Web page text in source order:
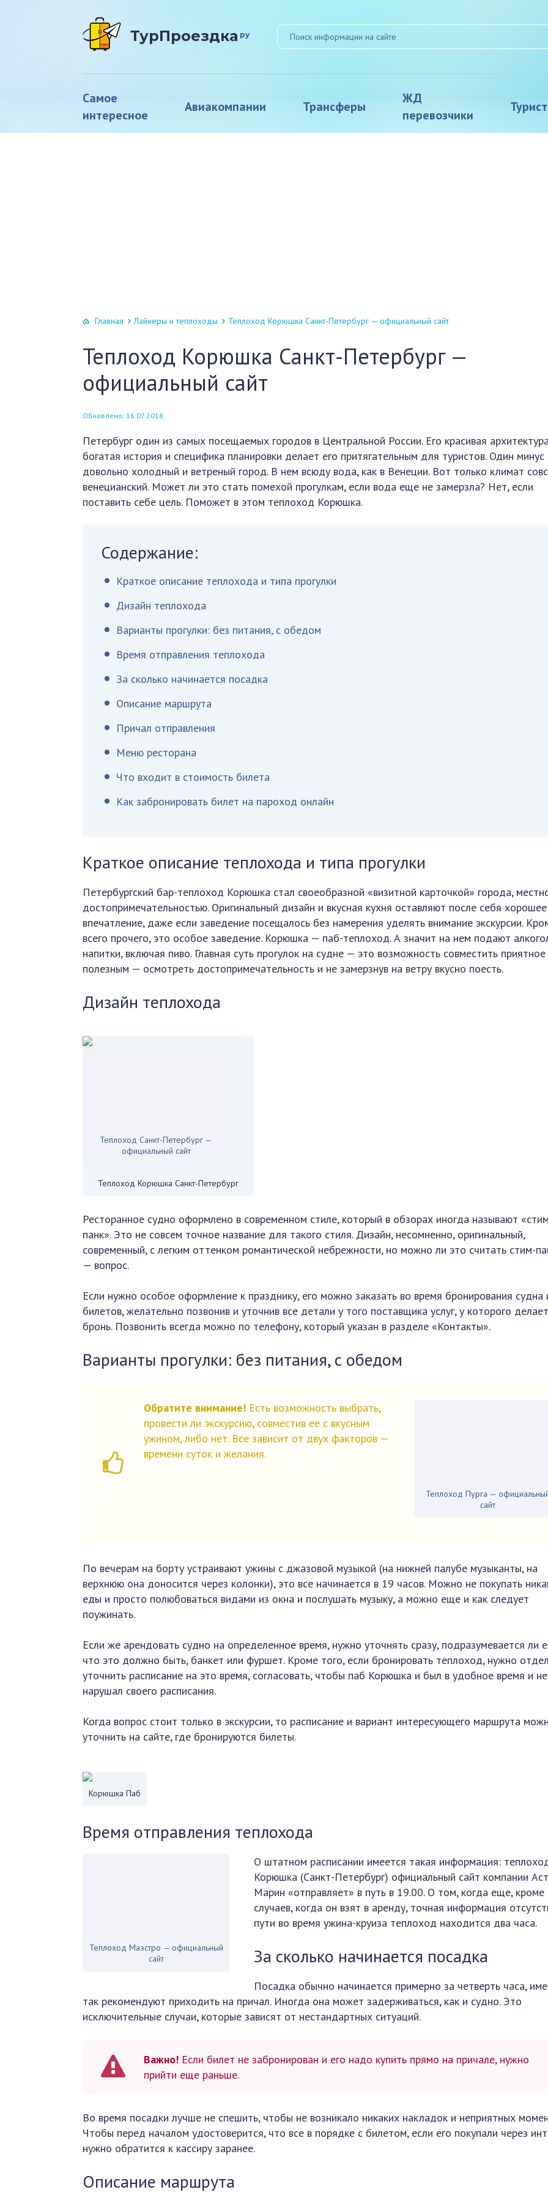
ТурПроездка ру
Самое
интересное
Авиакомпании Трансферы
ЖД
перевозчики
Главная Лайнеры и теплоходы Теплоход Корюшка Санкт-Петербург — официальный сайт
Теплоход Корюшка Санкт-Петербург —
официальный сайт
Обновлено: 16.07.2018
Петербург один из самых посещаемых городов в Центральной России. Его красивая
богатая история и специфика планировки делает его притягательным для туристов. Один
довольно холодный и ветреный город. В нем всюду вода, как в Венеции. Вот только климат
венецианский. Может ли это стать помехой прогулкам, если вода еще не замерзла? Нет, если
поставить себе цель. Поможет в этом теплоход Корюшка.
Содержание:
Краткое описание теплохода и типа прогулки
Дизайн теплохода
Варианты прогулки: без питания, с обедом
Время отправления теплохода
За сколько начинается посадка
Описание маршрута
Причал отправления
Меню ресторана
Что входит в стоимость билета
Как забронировать билет на пароход онлайн
Краткое описание теплохода и типа прогулки
Петербургский бар-теплоход Корюшка стал своеобразной «визитной карточкой» города,
достопримечательностью. Оригинальный дизайн и вкусная кухня оставляют после себя хорошее
впечатление, даже если заведение посещалось без намерения уделять внимание экскурсии.
всего прочего, это особое заведение. Корюшка — паб-теплоход. А значит на нем подают
напитки, включая пиво. Главная суть прогулок на судне — это возможность совместить приятное
полезным — осмотреть достопримечательность и не замерзнув на ветру вкусно поесть.
Дизайн теплохода
Теплоход Санкт-Петербург —
официальный сайт
Теплоход Корюшка Санкт-Петербург
Ресторанное судно оформлено в современном стиле, который в обзорах иногда называют
панк». Это не совсем точное название для такого стиля. Дизайн, несомненно, оригинальный,
современный, с легким оттенком романтической небрежности, но можно ли это считать стим-
— вопрос.
Если нужно особое оформление к празднику, его можно заказать во время бронирования судна
билетов, желательно позвонив и уточнив все детали у того поставщика услуг, у которого
бронь. Позвонить всегда можно по телефону, который указан в разделе «Контакты».
Варианты прогулки: без питания, с обедом
Теплоход Пурга —
сайт
Обратите внимание! Есть возможность выбрать,
провести ли экскурсию, совместив ее с вкусным
ужином, либо нет. Все зависит от двух факторов —
времени суток и желания.
По вечерам на борту устраивают ужины с джазовой музыкой (на нижней палубе музыканты, на
верхнюю она доносится через колонки), это все начинается в 19 часов. Можно не покупать
еды и просто полюбоваться видами из окна и послушать музыку, а можно еще и как следует
поужинать.
Если же арендовать судно на определенное время, нужно уточнять сразу, подразумевается ли
что это должно быть, банкет или фуршет. Кроме того, если бронировать теплоход, нужно
уточнить расписание на это время, согласовать, чтобы паб Корюшка и был в удобное время и не
нарушал своего расписания.
Когда вопрос стоит только в экскурсии, то расписание и вариант интересующего маршрута
уточнить на сайте, где бронируются билеты.
Корюшка Паб
Время отправления теплохода
Теплоход Маэстро — официальный
сайт
О штатном расписании имеется такая информация:
Корюшка (Санкт-Петербург) официальный сайт компании
Марин «отправляет» в путь в 19.00. О том, когда еще, кроме
случаев, когда он взят в аренду, точная информация
пути во время ужина-круиза теплоход находится два часа.
За сколько начинается посадка
Посадка обычно начинается примерно за четверть часа,
так рекомендуют приходить на причал. Иногда она может задерживаться, как и судно. Это
исключительные случаи, которые зависят от нестандартных ситуаций.
Важно! Если билет не забронирован и его надо купить прямо на причале, нужно
прийти еще раньше.
Во время посадки лучше не спешить, чтобы не возникало никаких накладок и неприятных
Чтобы перед началом удостоверится, что все в порядке с билетом, если его покупали через
нужно обратится к кассиру заранее.
Описание маршрута